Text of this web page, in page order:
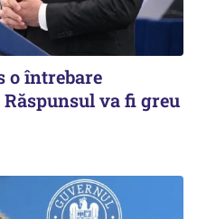
o întrebare
va fi greu